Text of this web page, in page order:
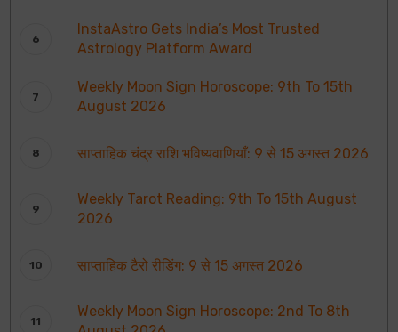
InstaAstro Gets India’s Most Trusted
Astrology Platform Award
Weekly Moon Sign Horoscope: 9th To 15th
August 2026
साप्ताहिक चंद्र राशि भविष्यवाणियाँ: 9 से 15 अगस्त 2026
Weekly Tarot Reading: 9th To 15th August
2026
साप्ताहिक टैरो रीडिंग: 9 से 15 अगस्त 2026
Weekly Moon Sign Horoscope: 2nd To 8th